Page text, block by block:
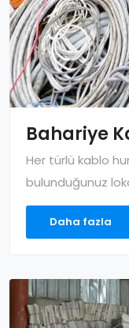
Bahariye
Her türlü kablo
bulunduğunuz
Daha fazla